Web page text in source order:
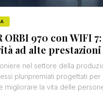
ORBI 970 con WIFI 7:
ad alte prestazioni
nel settore della
pluripremiati progettati per
migliorare la vita delle